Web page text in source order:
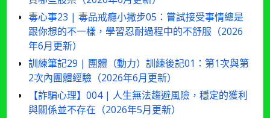
毒心事23 | 毒品戒癮小撇步05：嘗試接受事情總是
跟你想的不一樣，學習忍耐過程中的不舒服（2026
年6月更新）
訓練筆記29 | 團體（動力）訓練後記01：第1次與第
2次內團體經驗（2026年6月更新）
【詐騙心理】004 | 人生無法趨避風險，穩定的獲利
與關係並不存在（2026年5月更新）